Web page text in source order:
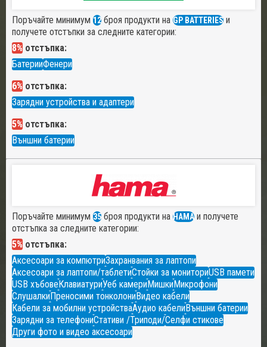
Поръчайте минимум 12 броя продукти на GP BATTERIES и
получете отстъпки за следните категории:
8% отстъпка:
БатерииФенери
6% отстъпка:
Зарядни устройства и адаптери
5% отстъпка:
Външни батерии
Поръчайте минимум 35 броя продукти на HAMA и получете
отстъпка за следните категории:
5% отстъпка:
Аксесоари за компютриЗахранвания за лаптопи
Аксесоари за лаптопи/таблетиСтойки за мониториUSB памети
USB хъбовеКлавиатуриУеб камериМишкиМикрофони
СлушалкиПреносими тонколониВидео кабели
Кабели за мобилни устройстваАудио кабелиВъншни батерии
Зарядни за телефониСтативи /Триподи/Селфи стикове
Други фото и видео аксесоари